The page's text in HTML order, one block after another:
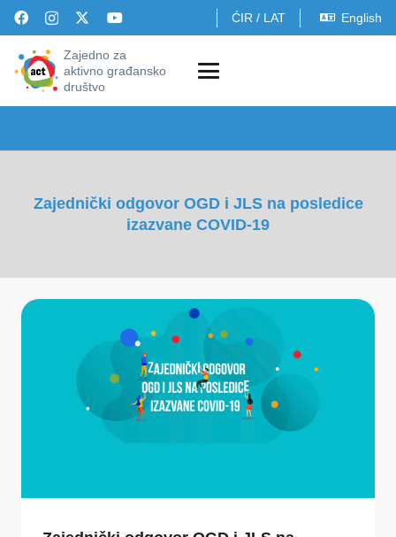
ĆIR / LAT English
Zajedno za
aktivno građansko
društvo
Zajednički odgovor OGD i JLS na posledice
izazvane COVID-19